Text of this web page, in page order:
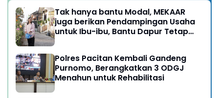
Tak hanya bantu Modal, MEKAAR
juga berikan Pendampingan Usaha
untuk Ibu-ibu, Bantu Dapur Tetap
Polres Pacitan Kembali Gandeng
Purnomo, Berangkatkan 3 ODGJ
Menahun untuk Rehabilitasi